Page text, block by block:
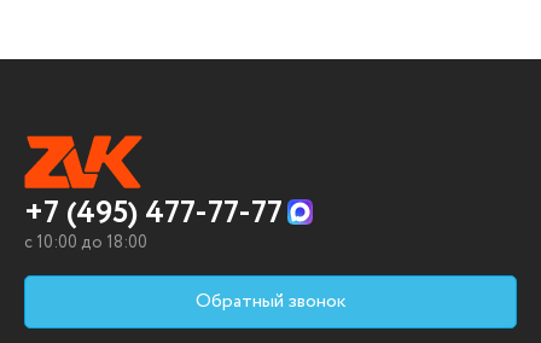
+7 (495) 477-77-77
c 10:00 до 18:00
Обратный звонок